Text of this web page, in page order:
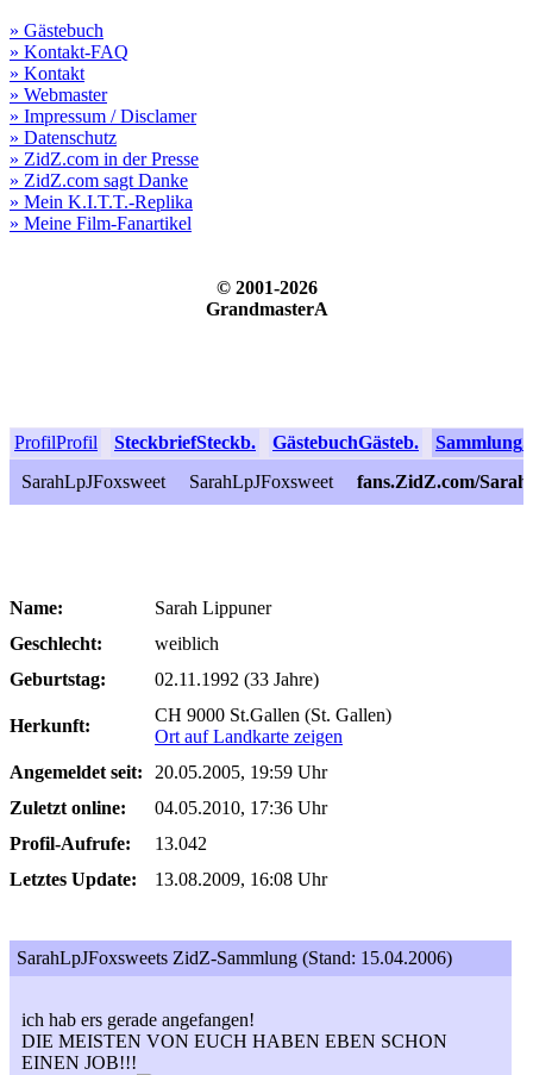
» Gästebuch
» Kontakt-FAQ
» Kontakt
» Webmaster
» Impressum / Disclamer
» Datenschutz
» ZidZ.com in der Presse
» ZidZ.com sagt Danke
» Mein K.I.T.T.-Replika
» Meine Film-Fanartikel
© 2001-2026
GrandmasterA
ProfilProfil SteckbriefSteckb. GästebuchGästeb. Sammlung
SarahLpJFoxsweet
SarahLpJFoxsweet fans.ZidZ.com/
Name:
Sarah Lippuner
Geschlecht:
weiblich
Geburtstag:
02.11.1992 (33 Jahre)
Herkunft:
CH 9000 St.Gallen (St. Gallen)
Ort auf Landkarte zeigen
Angemeldet seit:
20.05.2005, 19:59 Uhr
Zuletzt online:
04.05.2010, 17:36 Uhr
Profil-Aufrufe:
13.042
Letztes Update:
13.08.2009, 16:08 Uhr
SarahLpJFoxsweets ZidZ-Sammlung (Stand: 15.04.2006)
ich hab ers gerade angefangen!
DIE MEISTEN VON EUCH HABEN EBEN SCHON
EINEN JOB!!!